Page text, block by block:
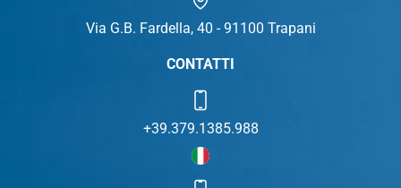
Via G.B. Fardella, 40 - 91100 Trapani
CONTATTI
+39.379.1385.988